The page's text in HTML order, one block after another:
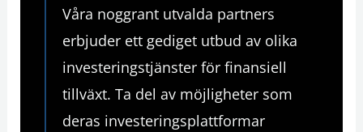
Våra noggrant utvalda partners
erbjuder ett gediget utbud av olika
investeringstjänster för finansiell
tillväxt. Ta del av möjligheter som
deras investeringsplattformar